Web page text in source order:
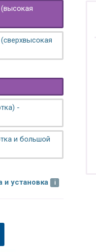
(высокая
-
и большой
и установка